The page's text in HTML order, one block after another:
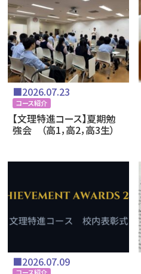
■2026.07.23
コース紹介
【文理特進コース】夏期勉
強会 （高1，高2，高3生）
■2026.07.09